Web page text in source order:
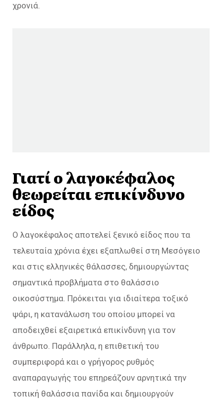
χρονιά.
Γιατί ο λαγοκέφαλος
θεωρείται επικίνδυνο
είδος
Ο λαγοκέφαλος αποτελεί ξενικό είδος που τα
τελευταία χρόνια έχει εξαπλωθεί στη Μεσόγειο
και στις ελληνικές θάλασσες, δημιουργώντας
σημαντικά προβλήματα στο θαλάσσιο
οικοσύστημα. Πρόκειται για ιδιαίτερα τοξικό
ψάρι, η κατανάλωση του οποίου μπορεί να
αποδειχθεί εξαιρετικά επικίνδυνη για τον
άνθρωπο. Παράλληλα, η επιθετική του
συμπεριφορά και ο γρήγορος ρυθμός
αναπαραγωγής του επηρεάζουν αρνητικά την
τοπική θαλάσσια πανίδα και δημιουργούν